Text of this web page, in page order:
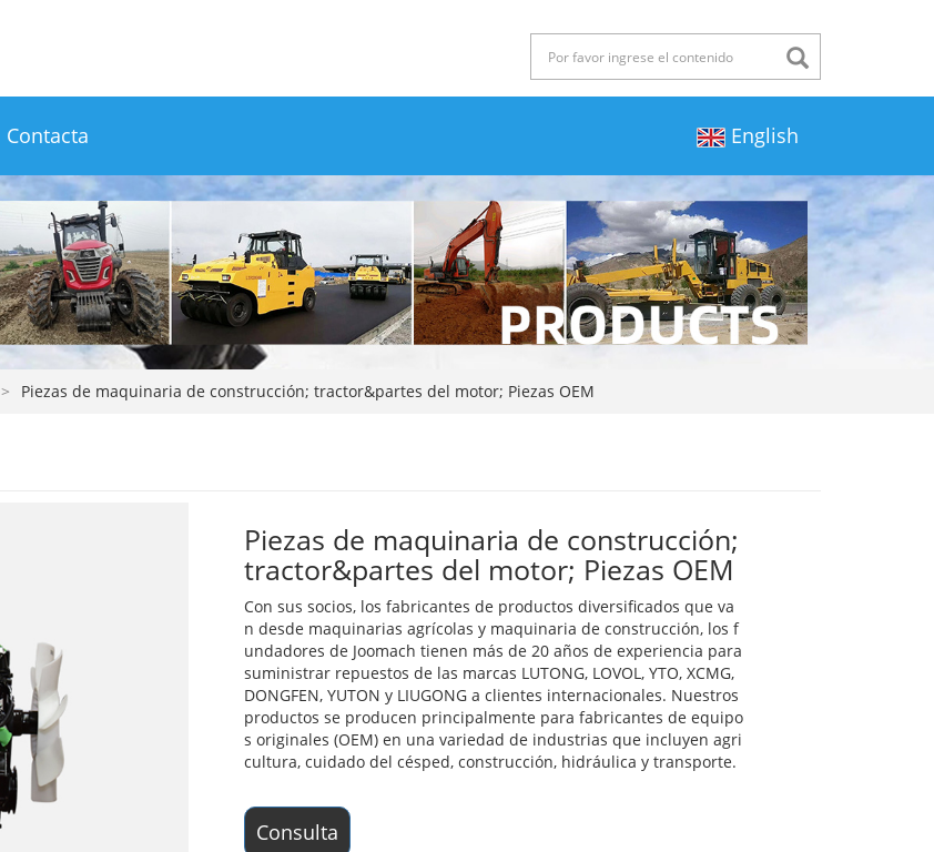
Contacta English
> Piezas de maquinaria de construcción; tractor&partes del motor; Piezas OEM
Piezas de maquinaria de construcción;
tractor&partes del motor; Piezas OEM
Con sus socios, los fabricantes de productos diversificados que va
n desde maquinarias agrícolas y maquinaria de construcción, los f
undadores de Joomach tienen más de 20 años de experiencia para
suministrar repuestos de las marcas LUTONG, LOVOL, YTO, XCMG,
DONGFEN, YUTON y LIUGONG a clientes internacionales. Nuestros
productos se producen principalmente para fabricantes de equipo
s originales (OEM) en una variedad de industrias que incluyen agri
cultura, cuidado del césped, construcción, hidráulica y transporte.
Consulta